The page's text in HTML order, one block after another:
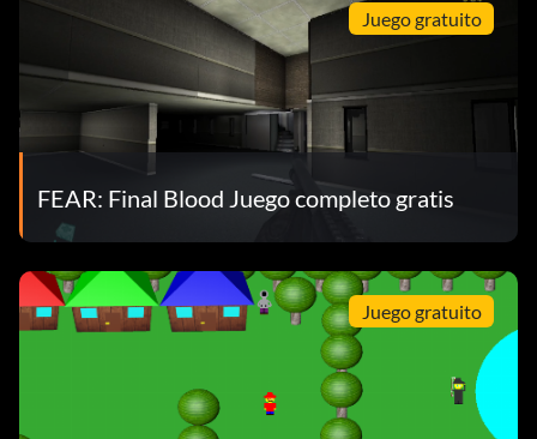
Juego gratuito
FEAR: Final Blood Juego completo gratis
Juego gratuito